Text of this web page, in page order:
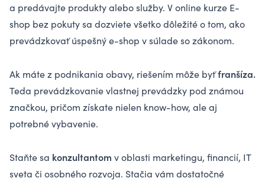
a predávajte produkty alebo služby. V online kurze E-
shop bez pokutysa dozviete všetko dôležité o tom, ako
prevádzkovať úspešný e-shop v súlade so zákonom.
Ak máte z podnikania obavy, riešením môže byťfranšíza.
Teda prevádzkovanie vlastnej prevádzky pod známou
značkou, pričom získate nielen know-how, ale aj
potrebné vybavenie.
Staňte sa konzultantom v oblasti marketingu, financií, IT
sveta či osobného rozvoja. Stačia vám dostatočné